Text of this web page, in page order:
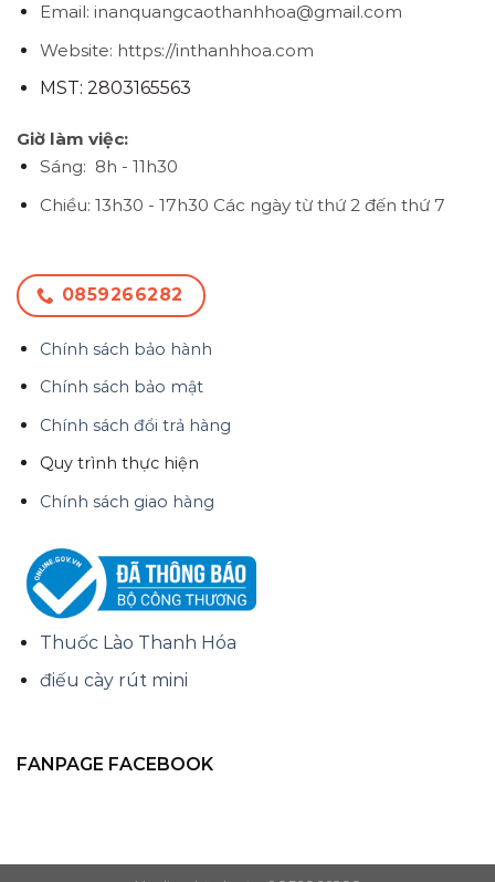
Email: inanquangcaothanhhoa@gmail.com
Website: https://inthanhhoa.com
MST: 2803165563
Giờ làm việc:
Sáng: 8h - 11h30
Chiều: 13h30 - 17h30 Các ngày từ thứ 2 đến thứ 7
0859266282
Chính sách bảo hành
Chính sách bảo mật
Chính sách đổi trả hàng
Quy trình thực hiện
Chính sách giao hàng
Thuốc Lào Thanh Hóa
điếu cày rút mini
FANPAGE FACEBOOK